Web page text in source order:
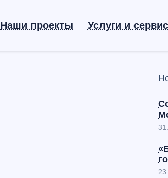
Наши проекты Услуги и сервис